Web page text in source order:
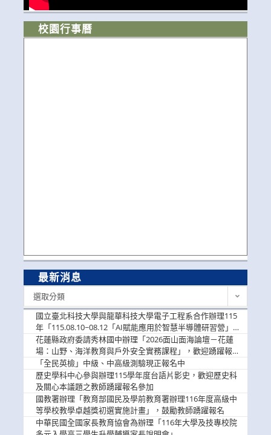
校園行事曆
最新消息
選取分類
國立臺北科技大學與龍華科技大學電子工程系合作辦理115
年「115.08.10~08.12「AI賦能應用於智慧半導體研習營」，
歡迎學生踴躍報名參加
花蓮縣政府委請秀林國中辦理「2026面山面海論壇－花蓮
場：山野、海洋教育與戶外安全實務課程」，歡迎踴躍報名
參加
「全民英檢」中級、中高級測驗現正報名中
歷史學科中心參與辦理115學年度台語片影史，歡迎歷史科
及關心本議題之教師踴躍報名參加
國教署辦理「教育部國民及學前教育署辦理116年度高級中
等學校教學卓越獎初選實施計畫」，鼓勵教師踴躍報名
中華民國全國家長教育協會為辦理「116年大學及技專校院